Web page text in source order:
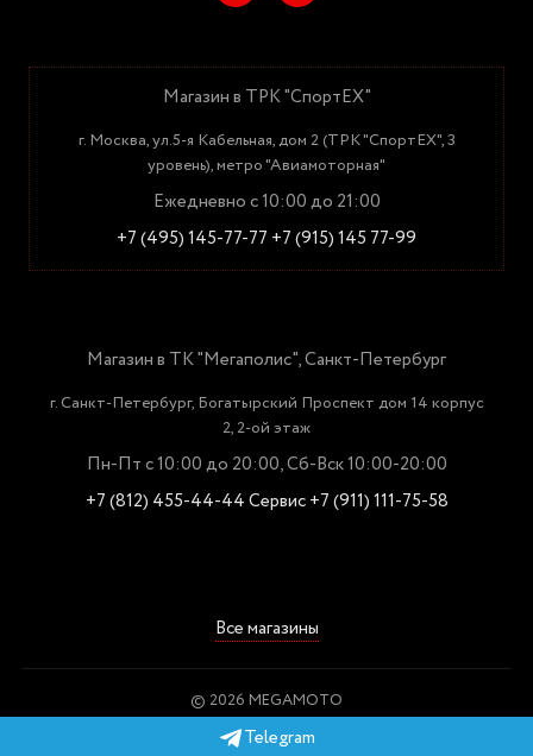
Магазин в ТРК "СпортЕХ"
г. Москва, ул.5-я Кабельная, дом 2 (ТРК "СпортЕХ", 3
уровень), метро "Авиамоторная"
Ежедневно с 10:00 до 21:00
+7 (495) 145-77-77 +7 (915) 145 77-99
Магазин в ТК "Мегаполис", Санкт-Петербург
г. Санкт-Петербург, Богатырский Проспект дом 14 корпус
2, 2-ой этаж
Пн-Пт с 10:00 до 20:00, Сб-Вск 10:00-20:00
+7 (812) 455-44-44Сервис +7 (911) 111-75-58
Все магазины
© 2026 MEGAMOTO
Пользовательское соглашение
Telegram